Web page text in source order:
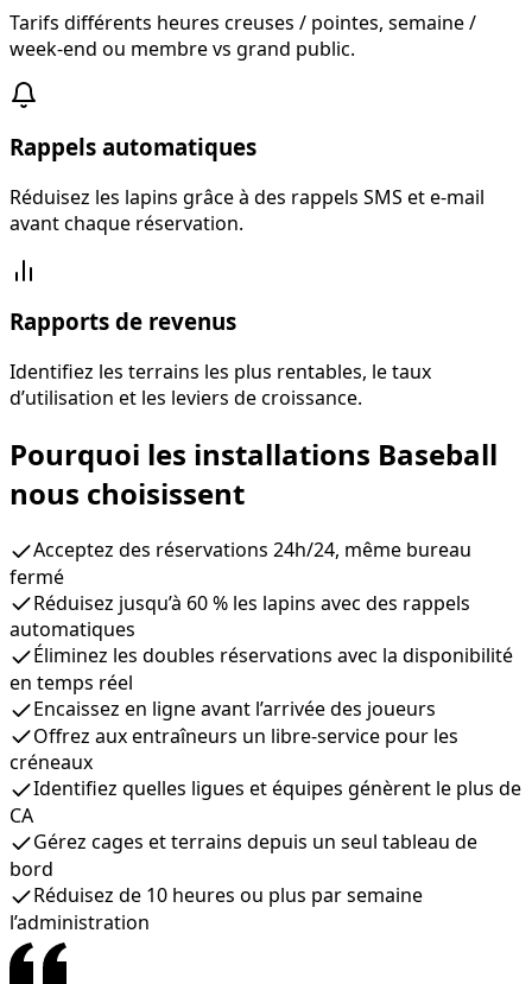
Tarifs différents heures creuses / pointes, semaine /
week-end ou membre vs grand public.
Rappels automatiques
Réduisez les lapins grâce à des rappels SMS et e-mail
avant chaque réservation.
Rapports de revenus
Identifiez les terrains les plus rentables, le taux
d’utilisation et les leviers de croissance.
Pourquoi les installations Baseball
nous choisissent
Acceptez des réservations 24h/24, même bureau
fermé
Réduisez jusqu’à 60 % les lapins avec des rappels
automatiques
Éliminez les doubles réservations avec la disponibilité
en temps réel
Encaissez en ligne avant l’arrivée des joueurs
Offrez aux entraîneurs un libre-service pour les
créneaux
Identifiez quelles ligues et équipes génèrent le plus de
CA
Gérez cages et terrains depuis un seul tableau de
bord
Réduisez de 10 heures ou plus par semaine
l’administration